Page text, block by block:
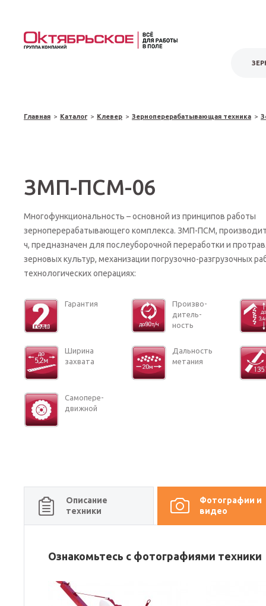
Главная > Каталог > Клевер > Зерноперерабатывающая техника >
ЗМП-ПСМ-06
Многофункциональность – основной из принципов работы
зерноперерабатывающего комплекса. ЗМП-ПСМ,
ч, предназначен для послеуборочной переработки и
зерновых культур, механизации погрузочно-разгрузочных
технологических операциях:
Га­ран­тия
Про­из­во­
ди­тель­
ность
Ши­ри­на
за­хва­та
Даль­ность
ме­та­ния
Са­мо­пе­ре­
движ­ной
Описание
техники
Фотографии и
видео
Ознакомьтесь с фотографиями техники